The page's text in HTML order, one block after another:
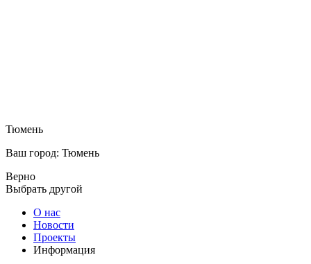
Тюмень
Ваш город: Тюмень
Верно
Выбрать другой
О нас
Новости
Проекты
Информация